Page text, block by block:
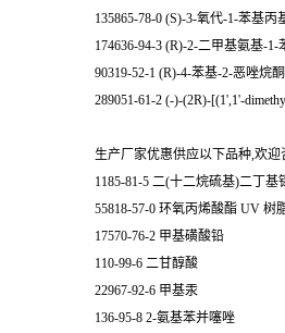
135865-78-0 (S)-3-氧代-1-苯基
174636-94-3 (R)-2-二甲基氨基-1-
90319-52-1 (R)-4-苯基-2-恶唑烷酮
289051-61-2 (-)-(2R)-[(1',1'-
生产厂家优惠供应以下品种,欢迎
1185-81-5 二(十二烷硫基)二丁基
55818-57-0 环氧丙烯酸酯 UV
17570-76-2 甲基磺酸铅
110-99-6 二甘醇酸
22967-92-6 甲基汞
136-95-8 2-氨基苯并噻唑